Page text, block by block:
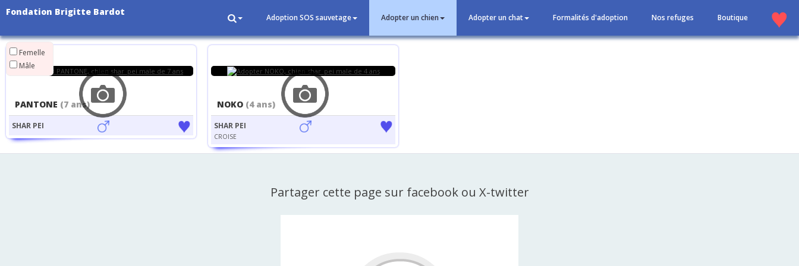
Fondation Brigitte Bardot
Adoption SOS sauvetage Adopter un chien Adopter un chat Formalités d'adoption Nos refuges Boutique
Femelle
Mâle
PANTONE (7 ans)
SHAR PEI
NOKO (4 ans)
SHAR PEI
CROISE
Partager cette page sur facebook ou X-twitter